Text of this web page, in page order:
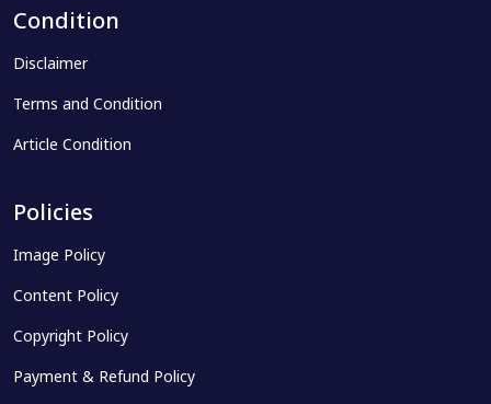
Condition
Disclaimer
Terms and Condition
Article Condition
Policies
Image Policy
Content Policy
Copyright Policy
Payment & Refund Policy